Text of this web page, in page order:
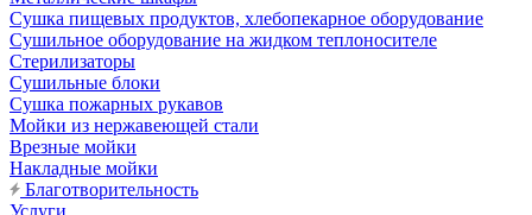
Сушка пищевых продуктов, хлебопекарное оборудование
Сушильное оборудование на жидком теплоносителе
Стерилизаторы
Сушильные блоки
Сушка пожарных рукавов
Мойки из нержавеющей стали
Врезные мойки
Накладные мойки
Благотворительность
Услуги